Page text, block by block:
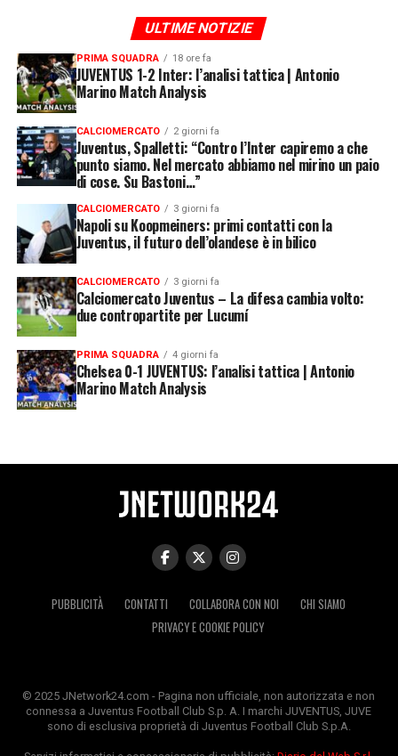
ULTIME NOTIZIE
PRIMA SQUADRA 18 ore fa
JUVENTUS 1-2 Inter: l’analisi tattica | Antonio
Marino Match Analysis
CALCIOMERCATO 2 giorni fa
Juventus, Spalletti: “Contro l’Inter capiremo a che
punto siamo. Nel mercato abbiamo nel mirino un paio
di cose. Su Bastoni…”
CALCIOMERCATO 3 giorni fa
Napoli su Koopmeiners: primi contatti con la
Juventus, il futuro dell’olandese è in bilico
CALCIOMERCATO 3 giorni fa
Calciomercato Juventus – La difesa cambia volto:
due contropartite per Lucumí
PRIMA SQUADRA 4 giorni fa
Chelsea 0-1 JUVENTUS: l’analisi tattica | Antonio
Marino Match Analysis
PUBBLICITÀ CONTATTI COLLABORA CON NOI
CHI SIAMO
PRIVACY E COOKIE POLICY
© 2025 JNetwork24.com - Pagina non ufficiale, non autorizzata e non
connessa a Juventus Football Club S.p. A. I marchi JUVENTUS, JUVE
sono di esclusiva proprietà di Juventus Football Club S.p.A.